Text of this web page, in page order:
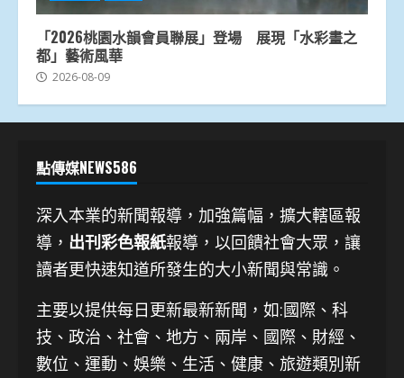
「2026桃園水韻會員聯展」登場 展現「水彩畫之
都」藝術風華
2026-08-09
點傳媒NEWS586
深入本業的新聞報導，加強篇幅，擴大轄區報
導， 出刊彩色報紙報導，以回饋社會大眾，讓
讀者更快速知道所發生的大小新聞與常識。
主要以提供每日更新最新新聞 ，如:國際、科
技、 政治、社會、地方、兩岸、國際、財經、
數位、運動、娛樂、生活、健康、旅遊類別新